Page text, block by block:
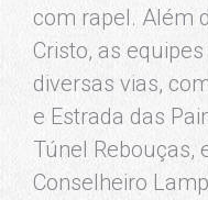
com rapel. Além
Cristo, as
diversas vias,
e Estrada das
Túnel Rebouças,
Conselheiro